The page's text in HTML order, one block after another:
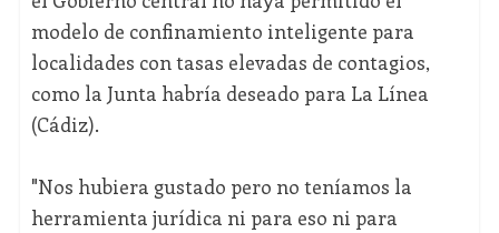
modelo de confinamiento inteligente para
localidades con tasas elevadas de contagios,
como la Junta habría deseado para La Línea
(Cádiz).
"Nos hubiera gustado pero no teníamos la
herramienta jurídica ni para eso ni para